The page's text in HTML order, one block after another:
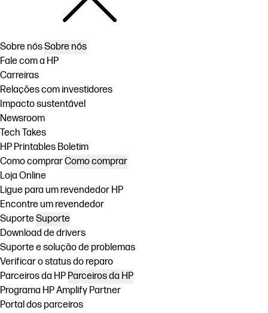
Sobre nósSobre nós
Fale com a HP
Carreiras
Relações com investidores
Impacto sustentável
Newsroom
Tech Takes
HP Printables Boletim
Como comprarComo comprar
Loja Online
Ligue para um revendedor HP
Encontre um revendedor
SuporteSuporte
Download de drivers
Suporte e solução de problemas
Verificar o status do reparo
Parceiros da HP Parceiros da HP
Programa HP Amplify Partner
Portal dos parceiros